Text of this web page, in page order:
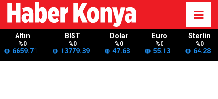
Altın
%0
6659.71
BIST
%0
13779.39
Dolar
%0
47.68
Euro
%0
55.13
Sterlin
%0
64.28